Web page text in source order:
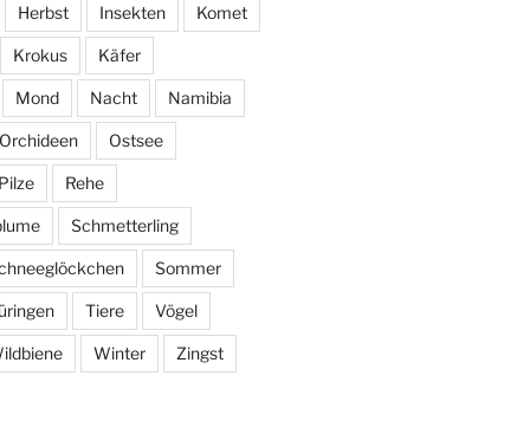
Herbst Insekten Komet
Krokus Käfer
Mond Nacht Namibia
Ostsee
Rehe
Schmetterling
Sommer
Tiere Vögel
Winter Zingst